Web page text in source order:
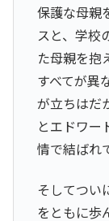
保護な母親
スと、学校
た母親を抱
すべてが異
が立ちはだ
とエドワー
情で結ばれ
そしてつい
をともに歩